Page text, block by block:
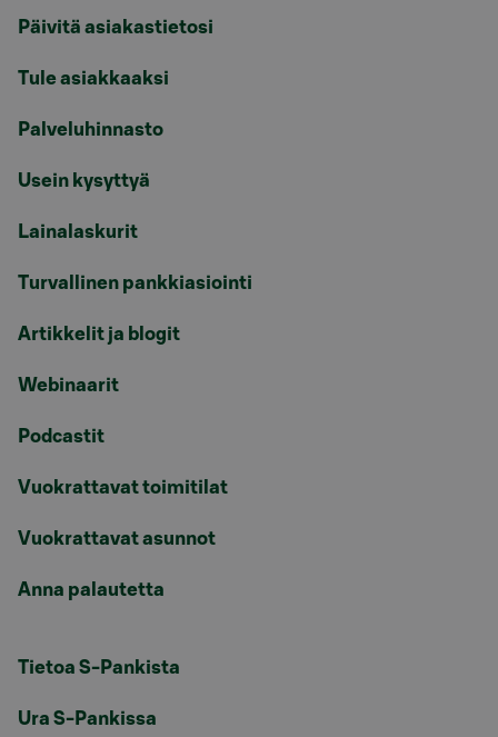
Päivitä asiakastietosi
Tule asiakkaaksi
Palveluhinnasto
Usein kysyttyä
Lainalaskurit
Turvallinen pankkiasiointi
Artikkelit ja blogit
Webinaarit
Podcastit
Vuokrattavat toimitilat
Vuokrattavat asunnot
Anna palautetta
Tietoa S-Pankista
Ura S-Pankissa